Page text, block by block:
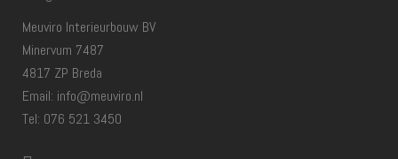
Meuviro Interieurbouw BV
Minervum 7487
4817 ZP Breda
Email: info@meuviro.nl
Tel: 076 521 3450